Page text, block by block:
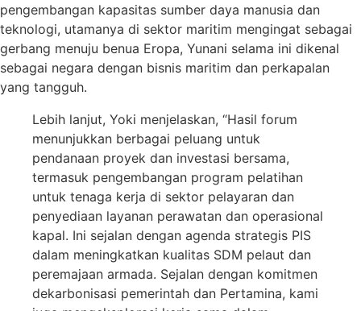
pengembangan kapasitas sumber daya manusia dan
teknologi, utamanya di sektor maritim mengingat sebagai
gerbang menuju benua Eropa, Yunani selama ini dikenal
sebagai negara dengan bisnis maritim dan perkapalan
yang tangguh.
Lebih lanjut, Yoki menjelaskan, “Hasil forum
menunjukkan berbagai peluang untuk
pendanaan proyek dan investasi bersama,
termasuk pengembangan program pelatihan
untuk tenaga kerja di sektor pelayaran dan
penyediaan layanan perawatan dan operasional
kapal. Ini sejalan dengan agenda strategis PIS
dalam meningkatkan kualitas SDM pelaut dan
peremajaan armada. Sejalan dengan komitmen
dekarbonisasi pemerintah dan Pertamina, kami